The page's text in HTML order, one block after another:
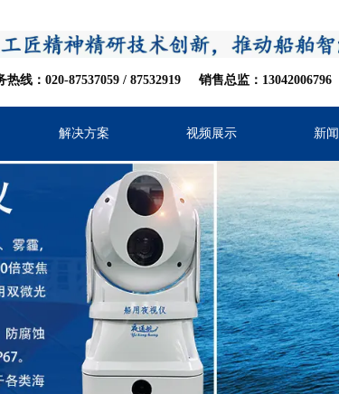
热线：020-87537059 / 87532919 销售总监：13042006796
解决方案 视频展示 新